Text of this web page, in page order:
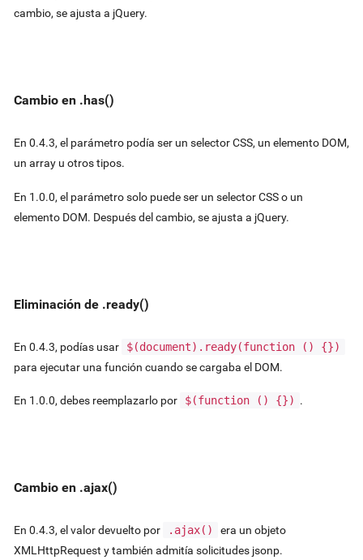
cambio, se ajusta a jQuery.
Cambio en .has()
En 0.4.3, el parámetro podía ser un selector CSS, un elemento DOM,
un array u otros tipos.
En 1.0.0, el parámetro solo puede ser un selector CSS o un
elemento DOM. Después del cambio, se ajusta a jQuery.
Eliminación de .ready()
En 0.4.3, podías usar
$(document).ready(function () {})
para ejecutar una función cuando se cargaba el DOM.
En 1.0.0, debes reemplazarlo por $(function () {}) .
Cambio en .ajax()
En 0.4.3, el valor devuelto por .ajax()
era un objeto
XMLHttpRequest y también admitía solicitudes jsonp.